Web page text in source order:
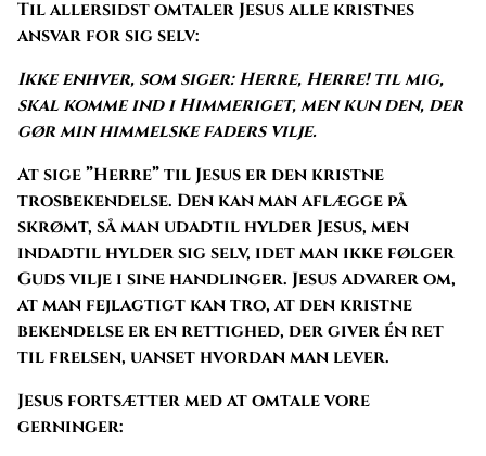
Til allersidst omtaler Jesus alle kristnes
ansvar for sig selv:
Ikke enhver, som siger: Herre, Herre! til mig,
skal komme ind i Himmeriget, men kun den, der
gør min himmelske faders vilje.
At sige ”Herre” til Jesus er den kristne
trosbekendelse. Den kan man aflægge på
skrømt, så man udadtil hylder Jesus, men
indadtil hylder sig selv, idet man ikke følger
Guds vilje i sine handlinger. Jesus advarer om,
at man fejlagtigt kan tro, at den kristne
bekendelse er en rettighed, der giver én ret
til frelsen, uanset hvordan man lever.
Jesus fortsætter med at omtale vore
gerninger: